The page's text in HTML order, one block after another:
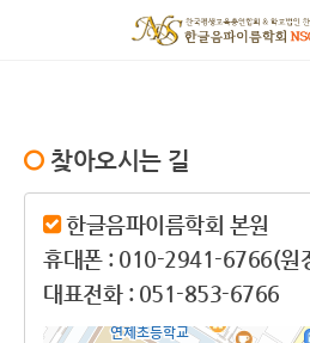
찾아오시는 길
한글음파이름학회 본원
휴대폰 : 010-2941-6766(원
대표전화 : 051-853-6766